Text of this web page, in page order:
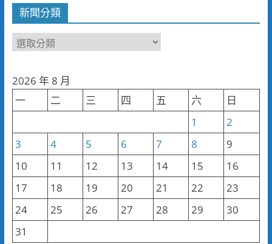
新聞分類
新
類
2026 年 8 月
一
二 三 四 五 六
日
1
2
3
4 5 6 7 8
9
10
11 12 13 14 15
16
17
18 19 20 21 22
23
24
25 26 27 28 29
30
31